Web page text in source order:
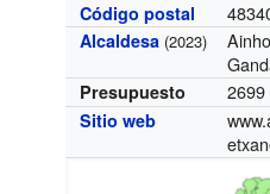
Código postal
Alcaldesa (2023)
Presupuesto
Sitio web